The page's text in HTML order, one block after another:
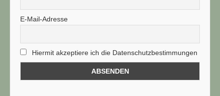
E-Mail-Adresse
Hiermit akzeptiere ich die Datenschutzbestimmungen